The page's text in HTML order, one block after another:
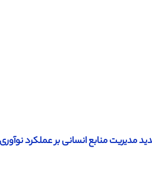
مدیریت منابع انسانی بر عملکرد نوآوری